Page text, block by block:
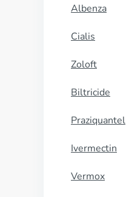
Albenza
Cialis
Zoloft
Biltricide
Praziquantel
Ivermectin
Vermox